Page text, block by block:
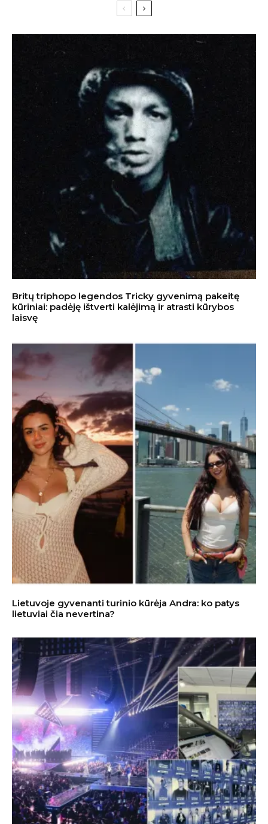
Britų triphopo legendos Tricky gyvenimą pakeitę
kūriniai: padėję ištverti kalėjimą ir atrasti kūrybos
laisvę
Lietuvoje gyvenanti turinio kūrėja Andra: ko patys
lietuviai čia nevertina?